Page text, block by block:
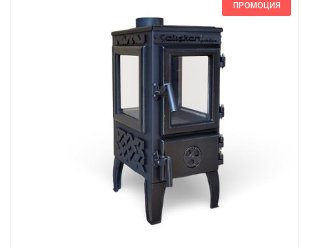
ПРОМОЦИЯ